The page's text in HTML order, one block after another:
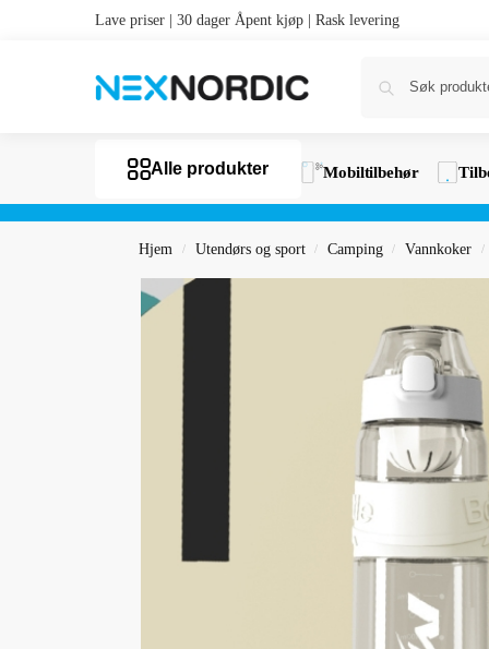
Lave priser | 30 dager Åpent kjøp | Rask levering
Alle produkter Mobiltilbehør
Hjem / Utendørs og sport / Camping / Vannkoker /